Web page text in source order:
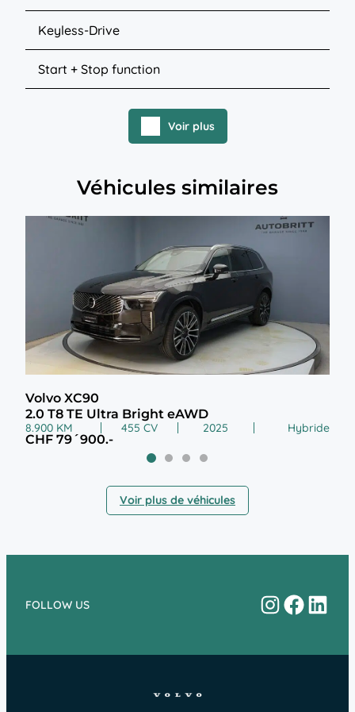
Keyless-Drive
Start + Stop function
Voir plus
Véhicules similaires
Volvo XC90
2.0 T8 TE Ultra Bright eAWD
8.900 KM 455 CV 2025 Hybride
CHF 79´900.-
Voir plus de véhicules
FOLLOW US Instagram